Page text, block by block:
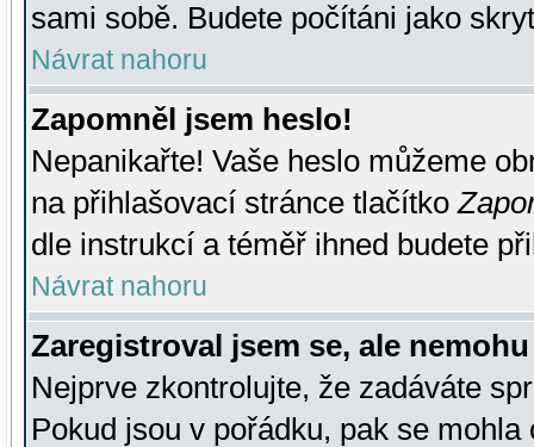
sami sobě. Budete počítáni jako
Návrat nahoru
Zapomněl jsem heslo!
Nepanikařte! Vaše heslo můžeme
na přihlašovací stránce tlačítko
dle instrukcí a téměř ihned budete
Návrat nahoru
Zaregistroval jsem se, ale
Nejprve zkontrolujte, že zadáváte
Pokud jsou v pořádku, pak se